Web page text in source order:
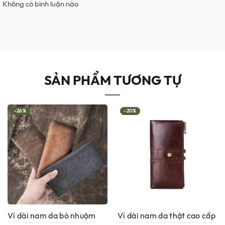
Không có bình luận nào
SẢN PHẨM TƯƠNG TỰ
-26%
Ví dài nam da bò nhuộm
-20%
Ví dài nam da thật cao cấp